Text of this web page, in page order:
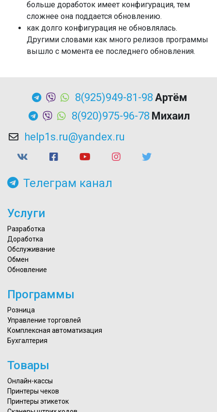
больше доработок имеет конфигурация, тем
сложнее она поддается обновлению.
как долго конфигурация не обновлялась.
Другими словами как много релизов программы
вышло с момента ее последнего обновления.
8(925)949-81-98 Артём
8(920)975-96-78 Михаил
help1s.ru@yandex.ru
Телеграм канал
Услуги
Разработка
Доработка
Обслуживание
Обмен
Обновление
Программы
Розница
Управление торговлей
Комплексная автоматизация
Бухгалтерия
Товары
Онлайн-кассы
Принтеры чеков
Принтеры этикеток